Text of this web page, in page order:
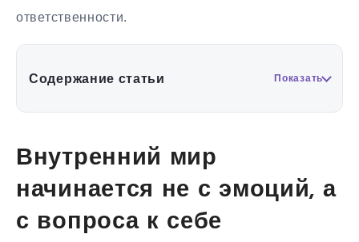
ответственности.
Содержание статьи Показать
Внутренний мир
начинается не с эмоций, а
с вопроса к себе